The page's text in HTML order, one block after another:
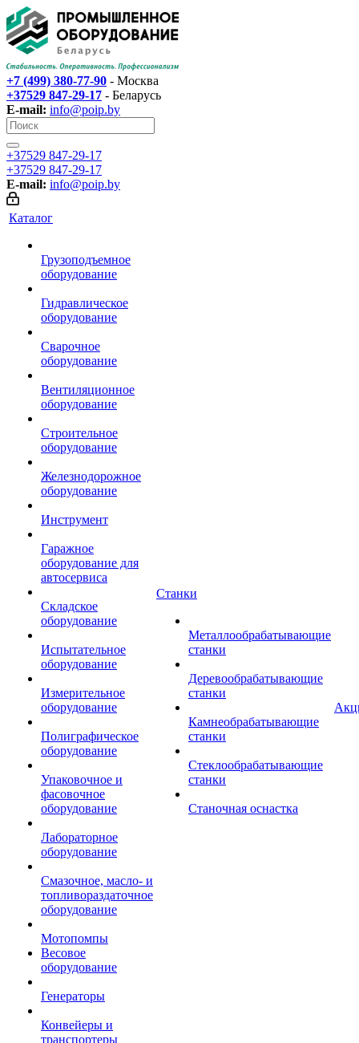
+7 (499) 380-77-90 - Москва
+37529 847-29-17‬ - Беларусь
E-mail: info@poip.by
+37529 847-29-17‬
+37529 847-29-17‬
E-mail: info@poip.by
Каталог
Грузоподъемное
оборудование
Гидравлическое
оборудование
Сварочное
оборудование
Вентиляционное
оборудование
Строительное
оборудование
Железнодорожное
оборудование
Инструмент
Гаражное
оборудование для
автосервиса
Складское
оборудование
Испытательное
оборудование
Измерительное
оборудование
Полиграфическое
оборудование
Упаковочное и
фасовочное
оборудование
Лабораторное
оборудование
Смазочное, масло- и
топливораздаточное
оборудование
Мотопомпы
Весовое
оборудование
Генераторы
Конвейеры и
транспортеры
Станки
Металлообрабатывающие
станки
Деревообрабатывающие
станки
Камнеобрабатывающие
станки
Стеклообрабатывающие
станки
Станочная оснастка